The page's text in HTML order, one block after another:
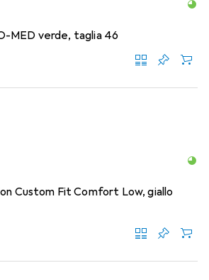
MED verde, taglia 46
Custom Fit Comfort Low, giallo